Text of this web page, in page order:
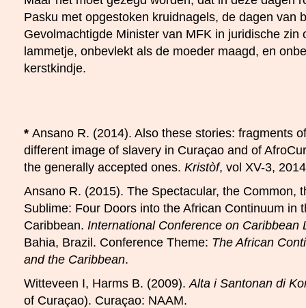
Pasku met opgestoken kruidnagels, de dagen van
Gevolmachtigde Minister van MFK in juridische zin
lammetje, onbevlekt als de moeder maagd, en
kerstkindje.
* Ansano R. (2014). Also these stories: fragments
different image of slavery in Curaçao and of
the generally accepted ones. Kristòf, vol XV-3,
Ansano R. (2015). The Spectacular, the Common,
Sublime: Four Doors into the African Continuum in
Caribbean. International Conference on Caribbean
Bahia, Brazil. Conference Theme: The African
and the Caribbean.
Witteveen I, Harms B. (2009). Alta i Santonan di
of Curaçao). Curaçao: NAAM.